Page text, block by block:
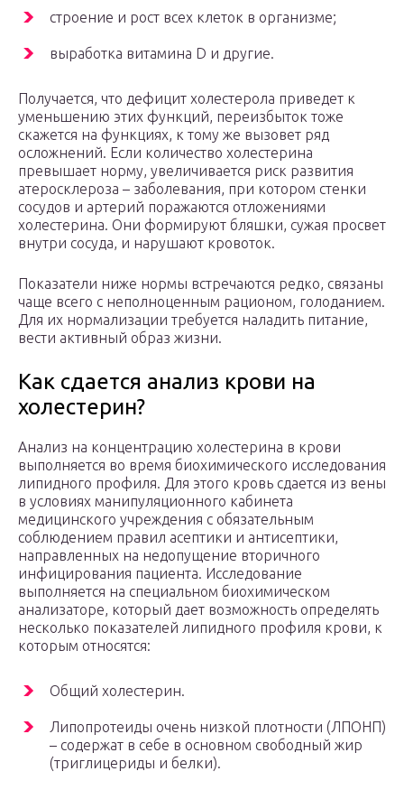
строение и рост всех клеток в организме;
выработка витамина D и другие.
Получается, что дефицит холестерола приведет к
уменьшению этих функций, переизбыток тоже
скажется на функциях, к тому же вызовет ряд
осложнений. Если количество холестерина
превышает норму, увеличивается риск развития
атеросклероза – заболевания, при котором стенки
сосудов и артерий поражаются отложениями
холестерина. Они формируют бляшки, сужая просвет
внутри сосуда, и нарушают кровоток.
Показатели ниже нормы встречаются редко, связаны
чаще всего с неполноценным рационом, голоданием.
Для их нормализации требуется наладить питание,
вести активный образ жизни.
Как сдается анализ крови на
холестерин?
Анализ на концентрацию холестерина в крови
выполняется во время биохимического исследования
липидного профиля. Для этого кровь сдается из вены
в условиях манипуляционного кабинета
медицинского учреждения с обязательным
соблюдением правил асептики и антисептики,
направленных на недопущение вторичного
инфицирования пациента. Исследование
выполняется на специальном биохимическом
анализаторе, который дает возможность определять
несколько показателей липидного профиля крови, к
которым относятся:
Общий холестерин.
Липопротеиды очень низкой плотности (ЛПОНП)
– содержат в себе в основном свободный жир
(триглицериды и белки).